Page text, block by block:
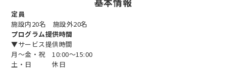
定員
施設内20名 施設外20名
プログラム提供時間
▼サービス提供時間
月～金・祝 10:00～15:00
土・日 休日